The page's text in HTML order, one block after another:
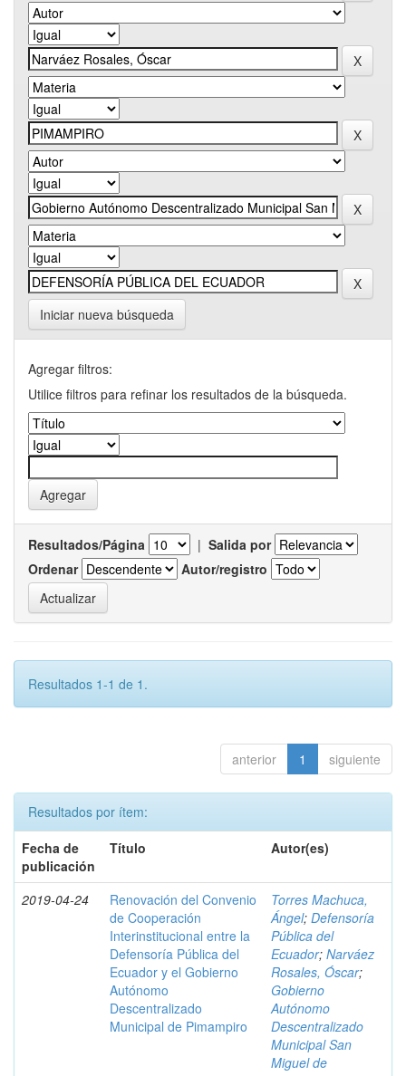
Iniciar nueva búsqueda
Agregar filtros:
Utilice filtros para refinar los resultados de la búsqueda.
Resultados/Página | Salida por
Ordenar
Autor/registro
Resultados 1-1 de 1.
anterior 1 siguiente
Resultados por ítem:
Fecha de
publicación
Título Autor(es)
2019-04-24
Renovación del Convenio
de Cooperación
Interinstitucional entre la
Defensoría Pública del
Ecuador y el Gobierno
Autónomo
Descentralizado
Municipal de Pimampiro
Torres Machuca,
Ángel; Defensoría
Pública del
Ecuador; Narváez
Rosales, Óscar;
Gobierno
Autónomo
Descentralizado
Municipal San
Miguel de